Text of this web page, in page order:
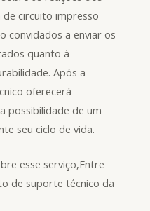
de circuito impresso
convidados a enviar os
quanto à
Após a
oferecerá
possibilidade de um
seu ciclo de vida.
esse serviço,Entre
de suporte técnico da